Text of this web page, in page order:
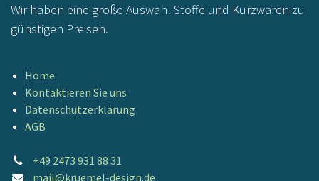
Wir haben eine große Auswahl Stoffe und Kurzwaren zu
günstigen Preisen.
Home
Kontaktieren Sie uns
Datenschutzerklärung
AGB
+49 2473 931 88 31
mail@kruemel-design.de